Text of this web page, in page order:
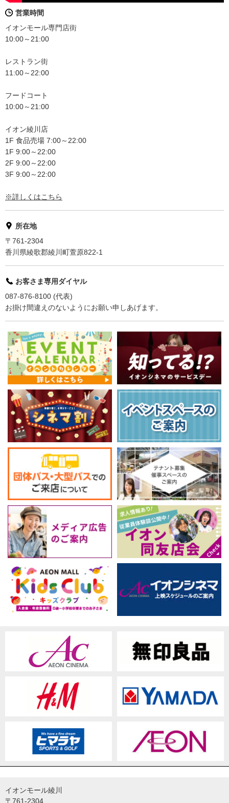
営業時間
イオンモール専門店街
10:00～21:00
レストラン街
11:00～22:00
フードコート
10:00～21:00
イオン綾川店
1F 食品売場 7:00～22:00
1F 9:00～22:00
2F 9:00～22:00
3F 9:00～22:00
※詳しくはこちら
所在地
〒761-2304
香川県綾歌郡綾川町萱原822-1
お客さま専用ダイヤル
087-876-8100 (代表)
お掛け間違えのないようにお願い申しあげます。
イオンモール綾川
〒761-2304